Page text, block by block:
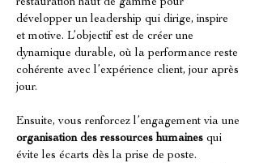
restauration haut de gamme pour
développer un leadership qui dirige, inspire
et motive. L’objectif est de créer une
dynamique durable, où la performance reste
cohérente avec l’expérience client, jour après
jour.
Ensuite, vous renforcez l’engagement via une
organisation des ressources humaines qui
évite les écarts dès la prise de poste.